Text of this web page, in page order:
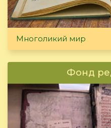
Многоликий мир
Фонд